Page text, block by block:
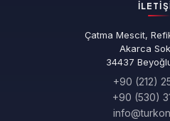
Çatma Mescit,
Akarca
34437
+90 (212)
+90 (530)